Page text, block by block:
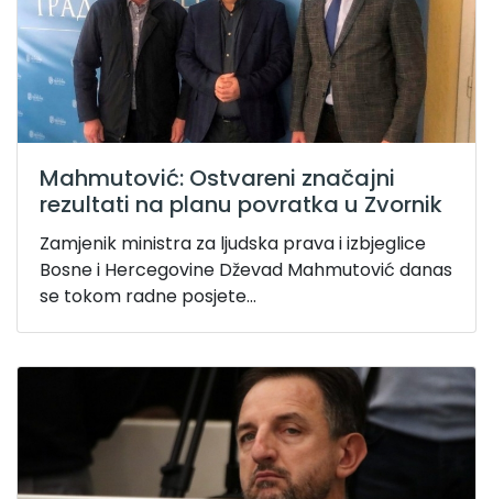
Mahmutović: Ostvareni značajni
rezultati na planu povratka u Zvornik
Zamjenik ministra za ljudska prava i izbjeglice
Bosne i Hercegovine Dževad Mahmutović danas
se tokom radne posjete...